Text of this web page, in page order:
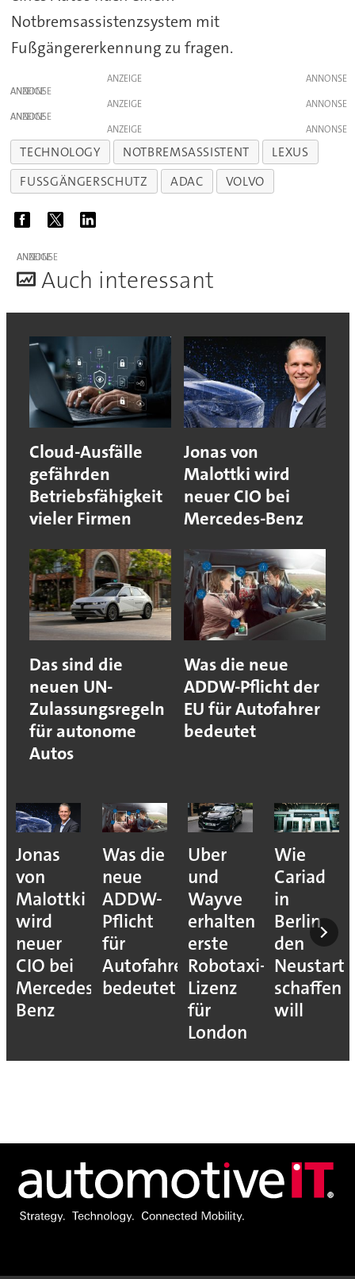
Notbremsassistenzsystem mit
Fußgängererkennung zu fragen.
ANZEIGE
ANZEIGE
ANZEIGE
ANZEIGE
ANZEIGE
TECHNOLOGY NOTBREMSASSISTENT
LEXUS
FUSSGÄNGERSCHUTZ
ADAC VOLVO
ANZEIGE
Auch interessant
Cloud-Ausfälle
gefährden
Betriebsfähigkeit
vieler Firmen
Jonas von
Malottki wird
neuer CIO bei
Mercedes-Benz
Das sind die
neuen UN-
Zulassungsregeln
für autonome
Autos
Was die neue
ADDW-Pflicht der
EU für Autofahrer
bedeutet
Jonas
von
Malottki
wird
neuer
CIO bei
Mercedes-
Benz
Was die
neue
ADDW-
Pflicht
für
Autofahrer
bedeutet
Uber
und
Wayve
erhalten
erste
Robotaxi-
Lizenz
für
London
Wie
Cariad
in
Berlin
den
Neustart
schaffen
will